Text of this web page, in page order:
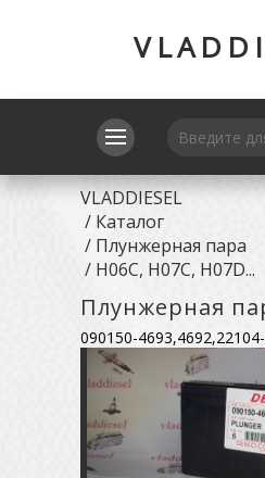
VLADDIESEL
/ Каталог
/ Плунжерная пара
/ H06C, H07C, H07D...
Плунжерная
090150-